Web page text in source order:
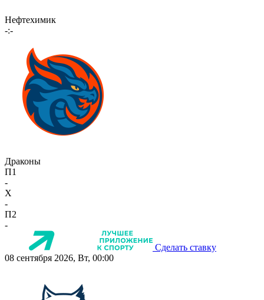
Нефтехимик
-:-
Драконы
П1
-
X
-
П2
-
Сделать ставку
08 сентября 2026, Вт, 00:00